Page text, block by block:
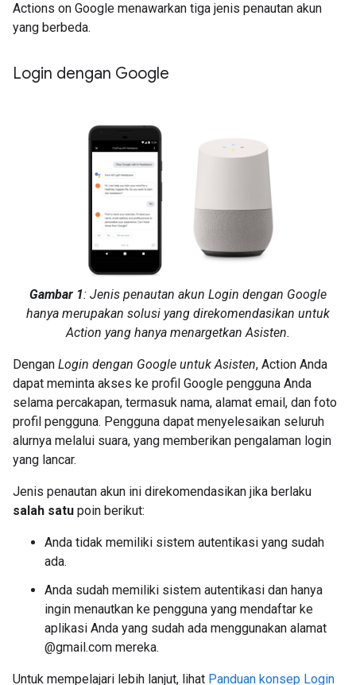
Actions on Google menawarkan tiga jenis penautan akun
yang berbeda.
Login dengan Google
Gambar 1: Jenis penautan akun Login dengan Google
hanya merupakan solusi yang direkomendasikan untuk
Action yang hanya menargetkan Asisten.
Dengan Login dengan Google untuk Asisten, Action Anda
dapat meminta akses ke profil Google pengguna Anda
selama percakapan, termasuk nama, alamat email, dan foto
profil pengguna. Pengguna dapat menyelesaikan seluruh
alurnya melalui suara, yang memberikan pengalaman login
yang lancar.
Jenis penautan akun ini direkomendasikan jika berlaku
salah satu poin berikut:
Anda tidak memiliki sistem autentikasi yang sudah
ada.
Anda sudah memiliki sistem autentikasi dan hanya
ingin menautkan ke pengguna yang mendaftar ke
aplikasi Anda yang sudah ada menggunakan alamat
@gmail.com mereka.
Untuk mempelajari lebih lanjut, lihat Panduan konsep Login